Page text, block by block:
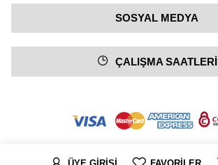
ÜYE GİRİŞİ FAVORİLER
SOSYAL MEDYA
ÇALIŞMA SAATLERİ